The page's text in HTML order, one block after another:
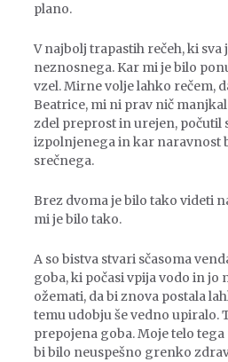
plano.
V najbolj trapastih rečeh, ki sva
neznosnega. Kar mi je bilo
vzel. Mirne volje lahko rečem,
Beatrice, mi ni prav nič
zdel preprost in urejen, počutil
izpolnjenega in kar naravnost
srečnega.
Brez dvoma je bilo tako videti
mi je bilo tako.
A so bistva stvari sčasoma
goba, ki počasi vpija vodo in jo
ožemati, da bi znova postala
temu udobju še vedno upiralo.
prepojena goba. Moje telo
bi bilo neuspešno grenko